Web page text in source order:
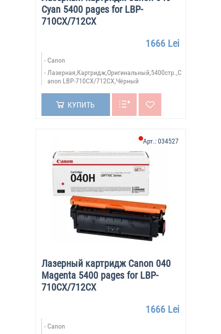
Cyan 5400 pages for LBP-
710CX/712CX
1666 Lei
Canon
Лазерная,Картридж,Оригинальный,5400стр.,C
anon LBP-710CX/712CX,Чёрный
КУПИТЬ
Лазерный картридж Canon 040
Magenta 5400 pages for LBP-
710CX/712CX
Арт.:034527
1666 Lei
Canon